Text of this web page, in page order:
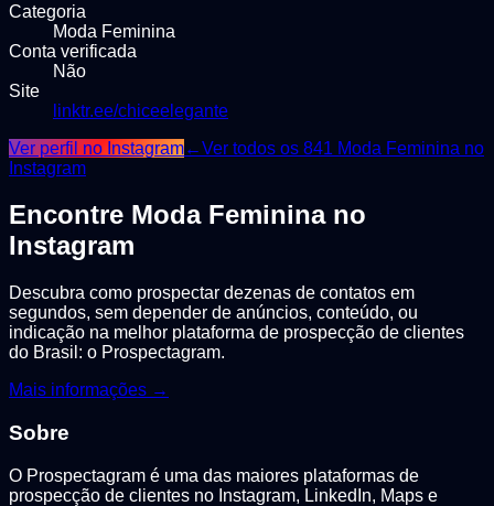
Categoria
Moda Feminina
Conta verificada
Não
Site
linktr.ee/chiceelegante
Ver perfil no Instagram←Ver todos os 841 Moda Feminina no
Instagram
Encontre Moda Femininano
Instagram
Descubra como prospectar dezenas de contatos em
segundos, sem depender de anúncios, conteúdo, ou
indicação na melhor plataforma de prospecção de clientes
do Brasil: o Prospectagram.
Mais informações →
Sobre
O Prospectagram é uma das maiores plataformas de
prospecção de clientes no Instagram, LinkedIn, Maps e